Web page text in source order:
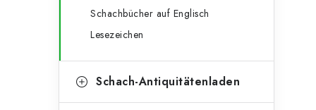
Schachbücher auf Englisch
Lesezeichen
Schach-Antiquitätenladen